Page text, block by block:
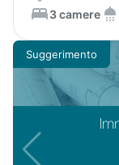
3 camere
Suggerimento